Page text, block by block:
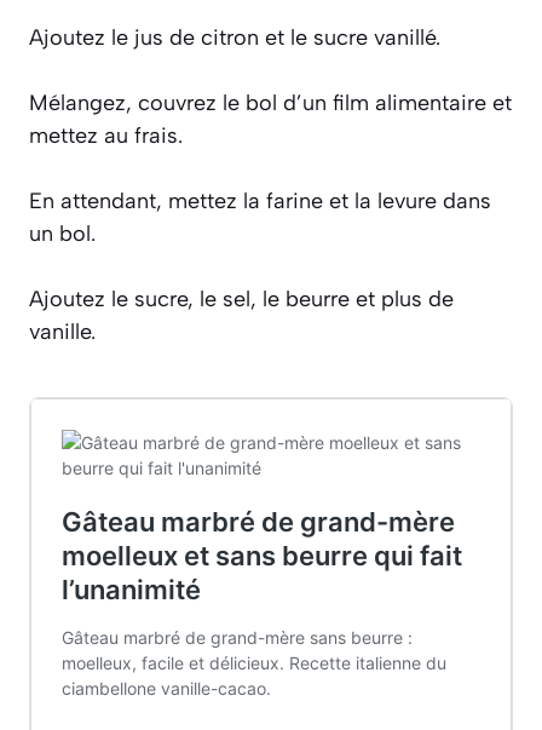
Ajoutez le jus de citron et le sucre vanillé.
Mélangez, couvrez le bol d’un film alimentaire et
mettez au frais.
En attendant, mettez la farine et la levure dans
un bol.
Ajoutez le sucre, le sel, le beurre et plus de
vanille.